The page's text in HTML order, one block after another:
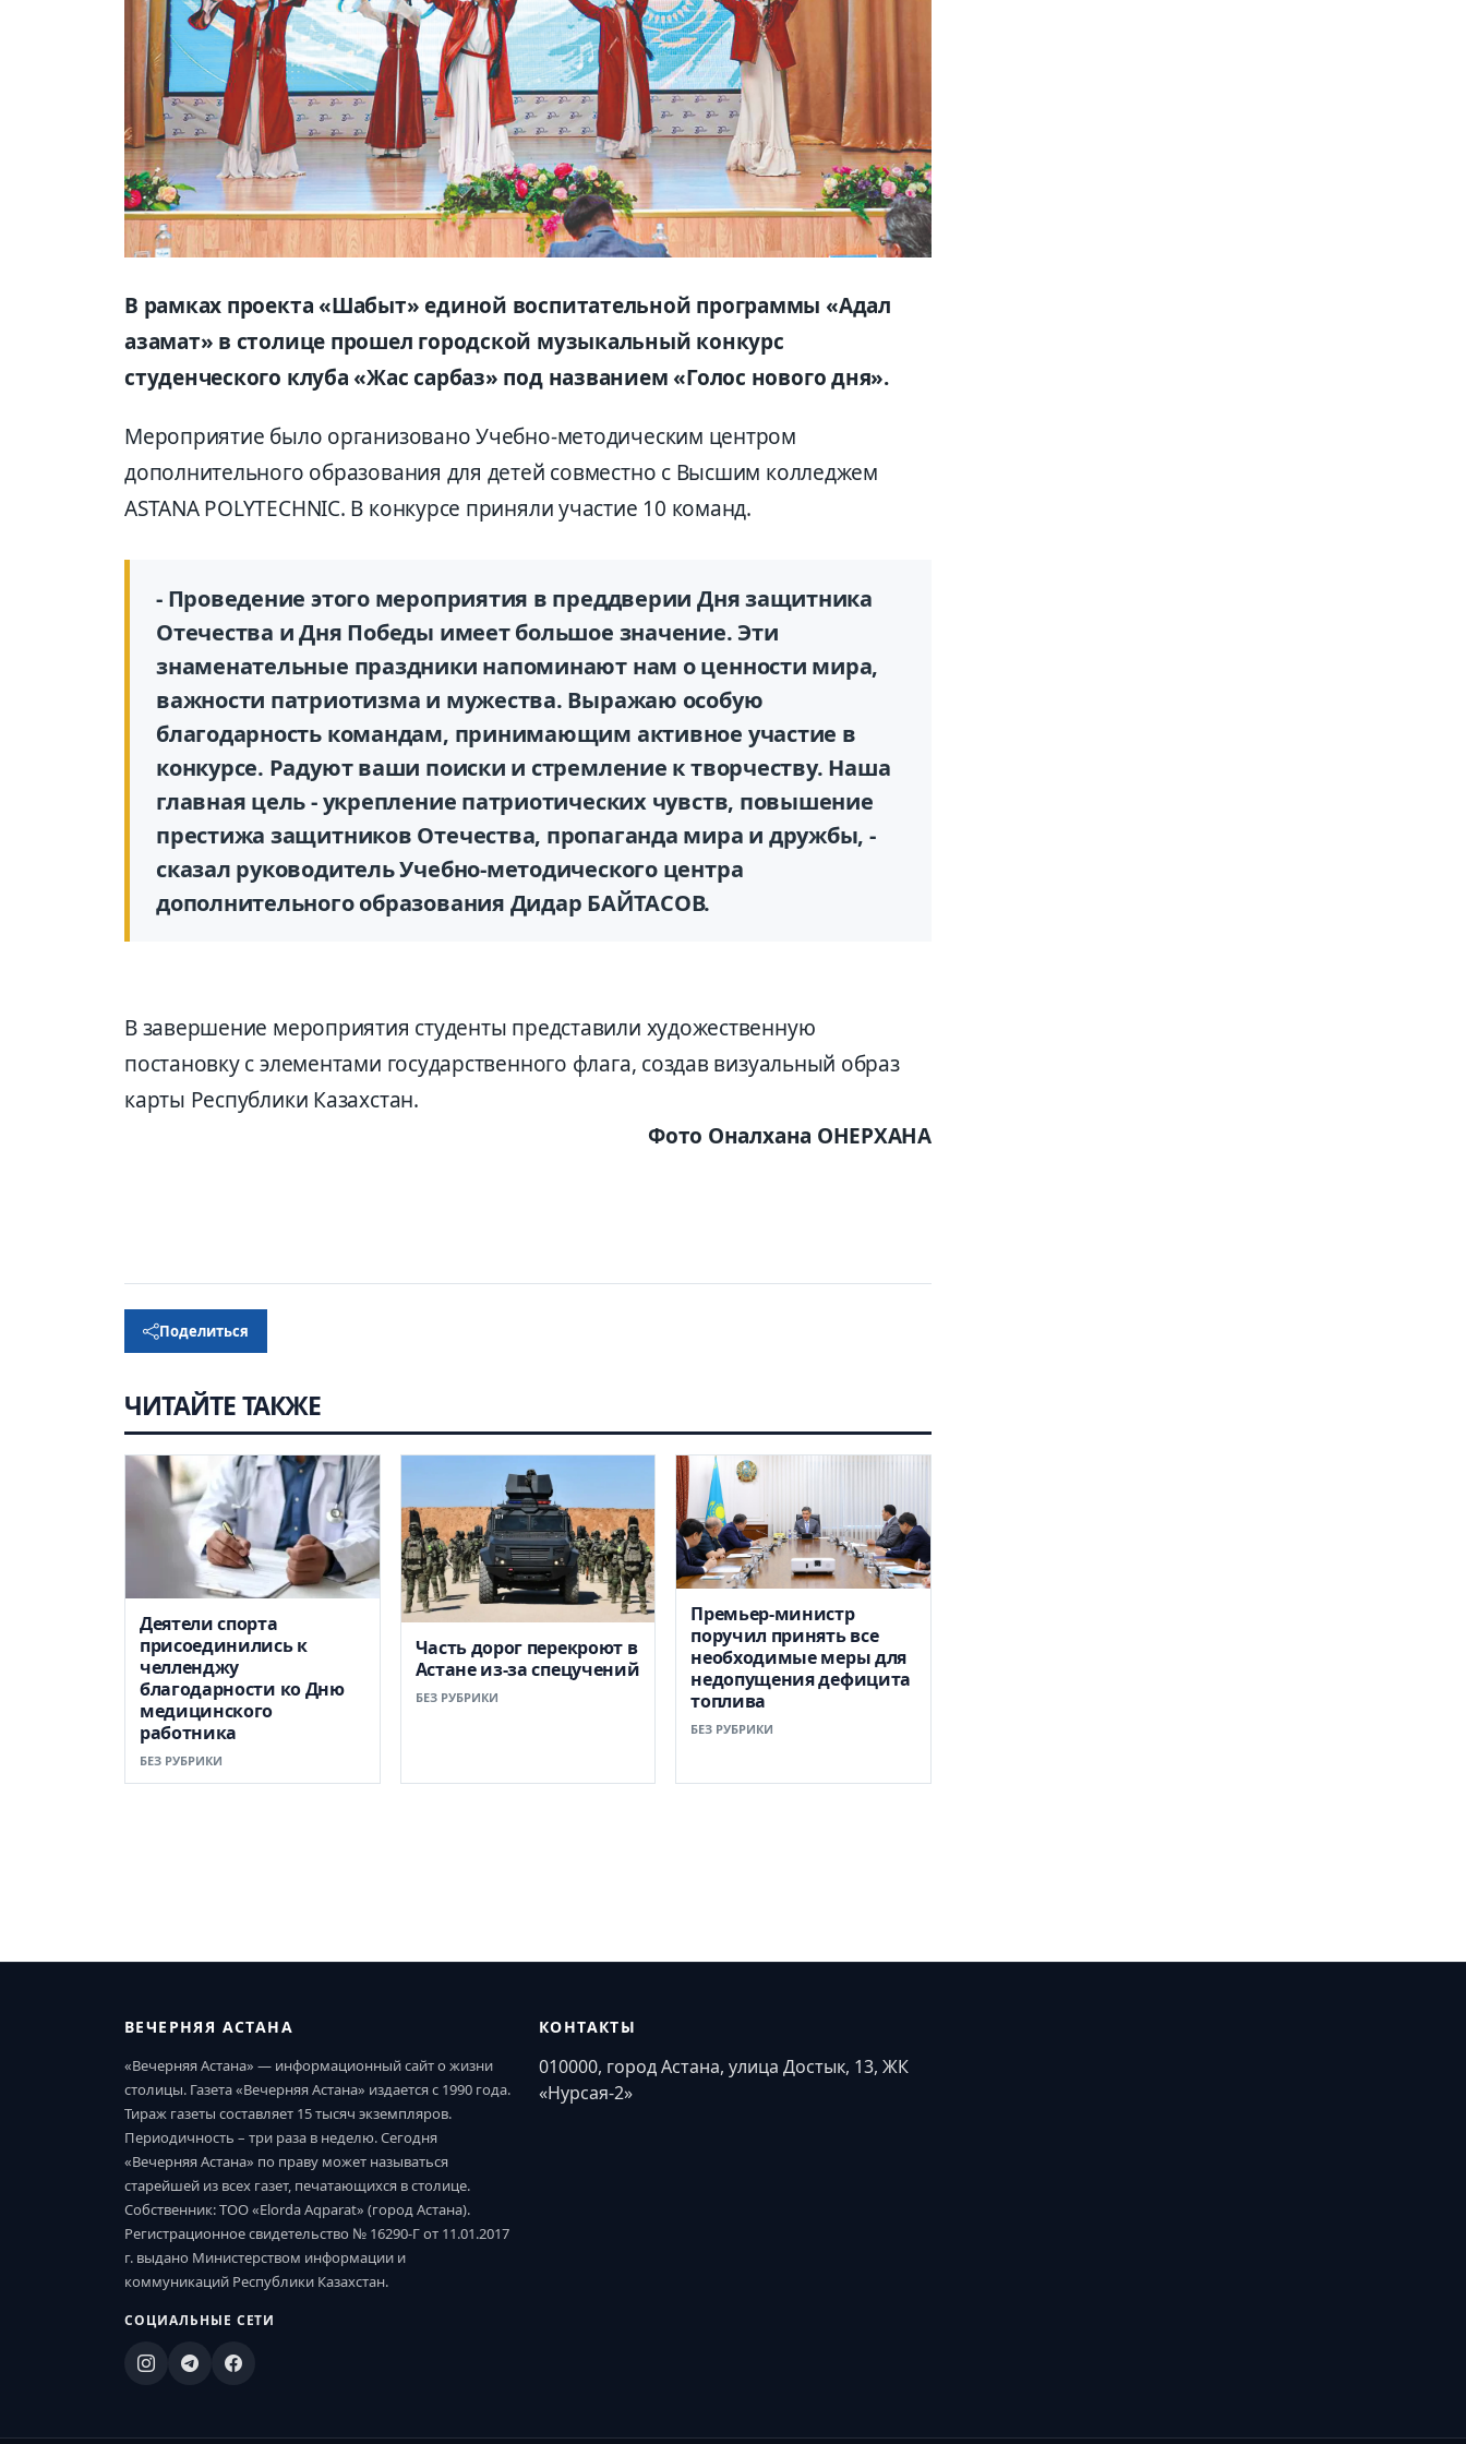
В рамках проекта «Шабыт» единой воспитательной программы «Адал
азамат» в столице прошел городской музыкальный конкурс
студенческого клуба «Жас сарбаз» под названием «Голос нового дня».
Мероприятие было организовано Учебно-методическим центром
дополнительного образования для детей сов­местно с Высшим колледжем
ASTANA POLYTECHNIC. В конкурсе приняли учас­тие 10 команд.
- Проведение этого мероприятия в преддверии Дня защитника
Отечества и Дня Победы имеет большое значение. Эти
знаменательные праздники напоминают нам о ценности мира,
важности патриотизма и мужества. Выражаю особую
благодарность командам, принимающим активное участие в
конкурсе. Радуют ваши поиски и стремление к творчеству. Наша
главная цель - укрепление патриотических чувств, повышение
престижа защитников Отечества, пропаганда мира и дружбы, -
сказал руководитель Учебно-методического центра
дополнительного образования Дидар БАЙТАСОВ.
В завершение мероприятия студенты представили художественную
постановку с элементами государственного флага, создав визуальный образ
карты Республики Казахстан.
Фото Оналхана ОНЕРХАНА
Поделиться
ЧИТАЙТЕ ТАКЖЕ
Деятели спорта
присоединились к
челленджу
благодарности ко Дню
медицинского
работника
БЕЗ РУБРИКИ
Часть дорог перекроют в
Астане из-за спецучений
БЕЗ РУБРИКИ
Премьер-министр
поручил принять все
необходимые меры для
недопущения дефицита
топлива
БЕЗ РУБРИКИ
ВЕЧЕРНЯЯ АСТАНА
«Вечерняя Астана» — информационный сайт о жизни
столицы. Газета «Вечерняя Астана» издается с 1990 года.
Тираж газеты составляет 15 тысяч экземпляров.
Периодичность – три раза в неделю. Сегодня
«Вечерняя Астана» по праву может называться
старейшей из всех газет, печатающихся в столице.
Собственник: ТОО «Elorda Aqparat» (город Астана).
Регистрационное свидетельство № 16290-Г от 11.01.2017
г. выдано Министерством информации и
коммуникаций Республики Казахстан.
СОЦИАЛЬНЫЕ СЕТИ
КОНТАКТЫ
010000, город Астана, улица Достык, 13, ЖК
«Нурсая-2»